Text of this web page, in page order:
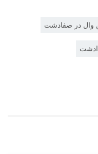
وال در صفادشت